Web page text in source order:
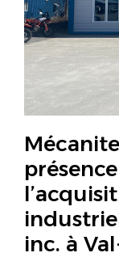
inc. à